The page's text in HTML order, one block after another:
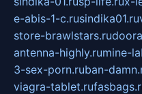
e-abis-1-c.rusindika01.ru
store-brawlstars.ru
antenna-highly.rumine-
3-sex-porn.ruban-
viagra-tablet.ru